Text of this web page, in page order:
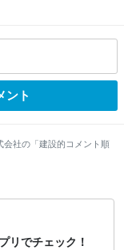
ント
会社の「建設的コメント順
リでチェック！